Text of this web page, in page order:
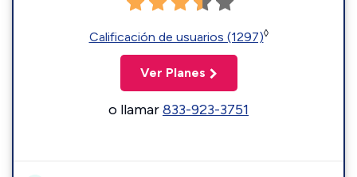
Calificación de usuarios (1297)◊
Ver Planes
o llamar833-923-3751